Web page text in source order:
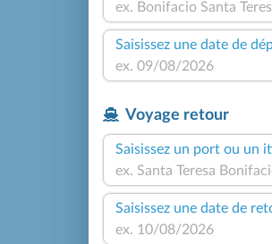
Saisissez une date de
Voyage retour
Saisissez un port ou un
Saisissez une date de